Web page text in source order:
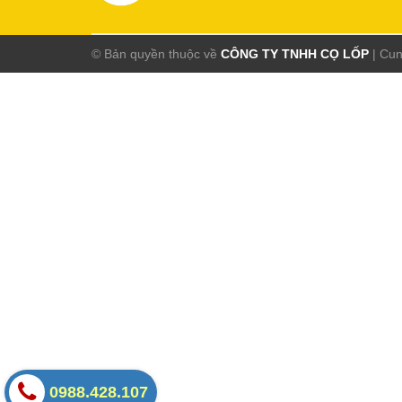
© Bản quyền thuộc về CÔNG TY TNHH CỌ LỐP |
0988.428.107